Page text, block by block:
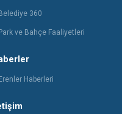
Belediye 360
Park ve Bahçe Faaliyetleri
Erenler Haberleri